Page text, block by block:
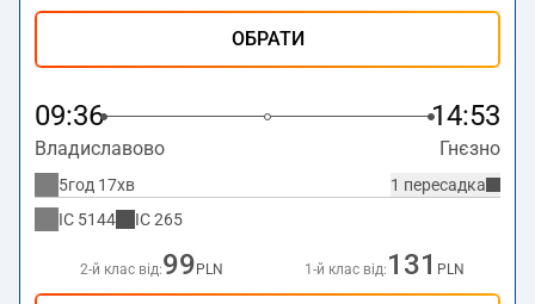
ОБРАТИ
09:36 14:53
Владиславово Гнєзно
1 пересадка
5год 17хв
IC 5144 IC265
2-й клас від:99 PLN 1-й клас від: 131 PLN